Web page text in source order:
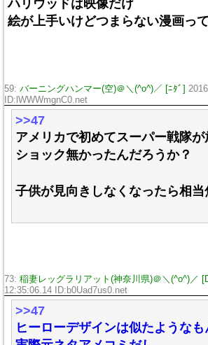
ハリウッドは映像だけ
絵が上手いけどつまらない漫画っ
59: バーニングハンマー(空)＠＼(^o^)／ [ﾆﾀﾞ]
ID:lWWWmgnC0.net
>>47
アメリカで初めてスーパー戦隊が
ショック無かったんだろうか？
子供が見向きしなくなったら相当
73: 稲妻レッグラリアット(神奈川県)＠＼(^o^)／
12:35:06.14 ID:b0Uad7us0.net
>>47
ヒーローデザインは似たような